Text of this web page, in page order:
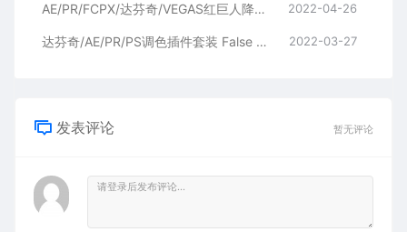
AE/PR/FCPX/达芬奇/VEGAS红巨人降噪磨皮美颜调色插件套装Magic Bullet Suite v16.0.0 Win/Mac 2022-04-26
达芬奇/AE/PR/PS调色插件套装 False Color 3.80/Nobe Color Remap 1.83/Nobe Display 1.5.3 Win/Mac 2022-03-27
发表评论 暂无评论